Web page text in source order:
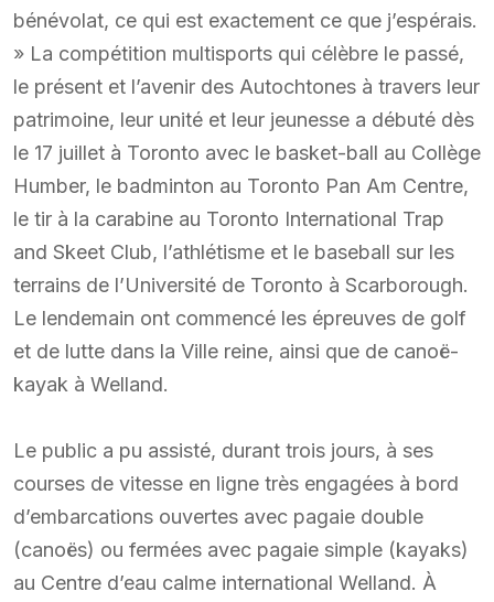
bénévolat, ce qui est exactement ce que j’espérais.
» La compétition multisports qui célèbre le passé,
le présent et l’avenir des Autochtones à travers leur
patrimoine, leur unité et leur jeunesse a débuté dès
le 17 juillet à Toronto avec le basket-ball au Collège
Humber, le badminton au Toronto Pan Am Centre,
le tir à la carabine au Toronto International Trap
and Skeet Club, l’athlétisme et le baseball sur les
terrains de l’Université de Toronto à Scarborough.
Le lendemain ont commencé les épreuves de golf
et de lutte dans la Ville reine, ainsi que de canoë-
kayak à Welland.
Le public a pu assisté, durant trois jours, à ses
courses de vitesse en ligne très engagées à bord
d’embarcations ouvertes avec pagaie double
(canoës) ou fermées avec pagaie simple (kayaks)
au Centre d’eau calme international Welland. À